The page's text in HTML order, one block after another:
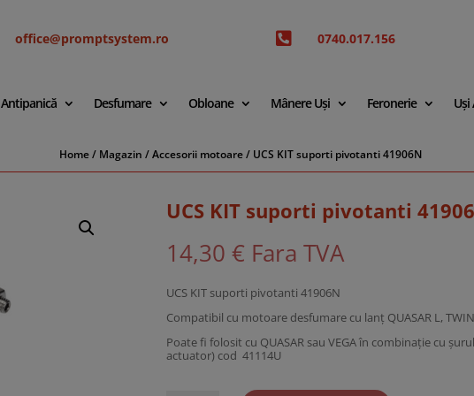
office@promptsystem.ro  0740.017.156
Antipanică Desfumare Obloane Mânere Uși Feronerie Uși
Home/ Magazin /Accesorii motoare/ UCS KIT suporti pivotanti 41906N
UCS KIT suporti pivotanti
14,30€ Fara TVA
UCS KIT suporti pivotanti 41906N
Compatibil cu motoare desfumare cu lanț QUASAR L, TWIN
Poate fi folosit cu QUASAR sau VEGA în combinație cu
actuator) cod 41114U